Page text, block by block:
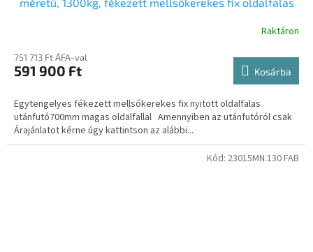
méretű, 1300kg, fékezett mellsőkerekes fix oldalfalas
Raktáron
751 713 Ft ÁFA-val
591 900 Ft Kosárba
Egytengelyes fékezett mellsőkerekes fix nyitott oldalfalas
utánfutó700mm magas oldalfallal Amennyiben az utánfutóról csak
Árajánlatot kérne úgy kattintson az alábbi...
Kód: 23015MN.130 FAB